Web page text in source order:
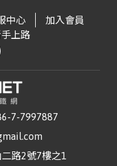
中心
加入會員
上路
7-7997887
路2號7樓之1